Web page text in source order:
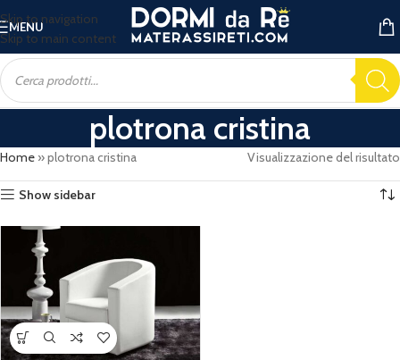
Skip to navigation
Skip to main content
MENU
plotrona cristina
Home »plotrona cristina Visualizzazione del risultato
Show sidebar